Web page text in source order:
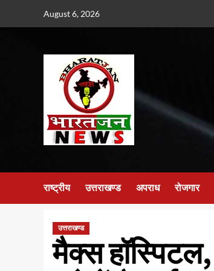
August 6, 2026
राष्ट्रीय उत्तराखण्ड अपराध रोजगार
उत्तराखण्ड
मैक्स